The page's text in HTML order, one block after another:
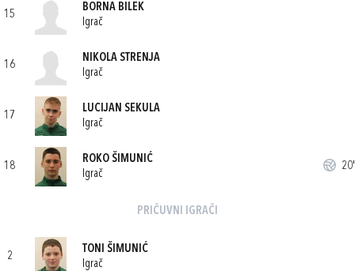
15
BORNA BILEK
Igrač
16
NIKOLA STRENJA
Igrač
17
LUCIJAN SEKULA
Igrač
18
ROKO ŠIMUNIĆ
Igrač
20'
PRIČUVNI IGRAČI
2
TONI ŠIMUNIĆ
Igrač